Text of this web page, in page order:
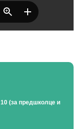
(за предшколце и